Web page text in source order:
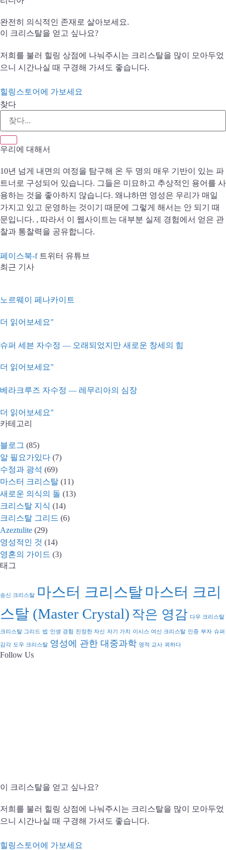
완전히 의식적인 존재로 살아보세요.
이 크리스탈을 얻고 싶나요?
저희를 불러 힐링 상점에 나눠주시는 크리스탈을 많이 모아두었
으니 시간나실 때 구경해 가셔도 좋습니다.
힐링스토어에 가보세요
찾다
우리에 대해서
10년 넘게 내면의 여정을 탐구해 온 두 명의 매우 기반이 있는 파
트너로 구성되어 있습니다. 그들은 미묘하고 추상적인 용어를 사
용하는 것을 좋아하지 않습니다. 왜냐하면 영성은 우리가 매일
가지고 있고 운영하는 것이기 때문에 그렇게 해서는 안 되기 때
문입니다. , 따라서 이 웹사이트는 대부분 실제 경험에서 얻은 관
찰과 통찰력을 공유합니다.
페이스북-f 트위터 유튜브
최근 기사
노르웨이 페나카이트
더 읽어보세요"
슈퍼 세븐 자수정 — 오래되었지만 새로운 창세의 힘
더 읽어보세요"
베라크루즈 자수정 — 레무리아의 심장
더 읽어보세요"
카테고리
블로그 (85)
알 필요가있다 (7)
수정과 광석 (69)
마스터 크리스탈 (11)
새로운 의식의 돌 (13)
크리스탈 지식 (14)
크리스탈 그리드 (6)
Azeztulite (29)
영성적인 것 (14)
영혼의 가이드 (3)
태그
송신 크리스탈 마스터 크리스탈마스터 크리
스탈 (Master Crystal) 작은 영감 다우 크리스탈
크리스탈 그리드 법 인생 경험 진정한 자신 자기 가치 이시스 여신 크리스탈 인증 부자 슈퍼
감각 도우 크리스탈 영성에 관한 대중과학 영적 교사 꾀하다
Follow Us
이 크리스탈을 얻고 싶나요?
저희를 불러 힐링 상점에 나눠주시는 크리스탈을 많이 모아두었
으니 시간나실 때 구경해 가셔도 좋습니다.
힐링스토어에 가보세요